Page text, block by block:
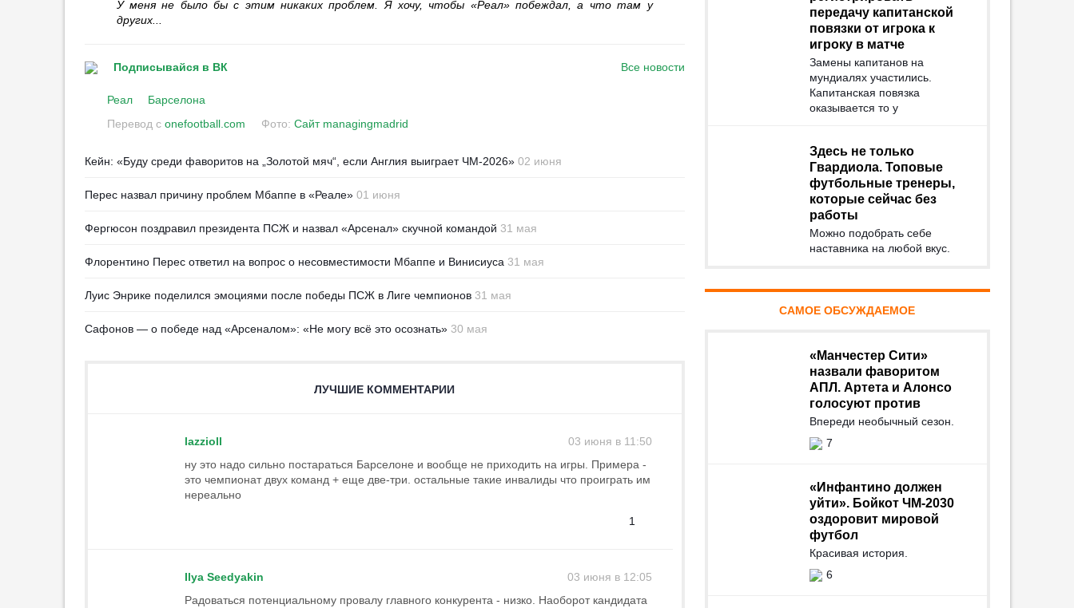
«Алания» впервые за
23:26
1
«Ренн» продлил контракт с
главным тренером
Алонсо: «„Челси“ — один из
00:33
3
Григорян: «Игра „Акрона“ на
детски»
Голкипером КАМАЗа
23:58
1
переключиться на Годса после
провала с Винисиусом
«Тоттенхэм» нацелился на
нарушить „кухню“ любого клуба»
передачу капитанской
повязки от игрока к
игроку в матче
Замены капитанов на
мундиалях участились.
Капитанская повязка
оказывается то у
Здесь не только
Гвардиола. Топовые
футбольные тренеры,
которые сейчас без
работы
Можно подобрать себе
наставника на любой вкус.
САМОЕ ОБСУЖДАЕМОЕ
«Манчестер Сити»
назвали фаворитом
АПЛ. Артета и Алонсо
голосуют против
Впереди необычный сезон.
7
«Инфантино должен
уйти». Бойкот ЧМ-2030
оздоровит мировой
футбол
Красивая история.
6
У меня не было бы с этим никаких проблем. Я хочу, чтобы «Реал» побеждал, а что там у
других...
Подписывайся в ВК Все новости
Реал
Барселона
Перевод с onefootball.com Фото: Сайт managingmadrid
Кейн: «Буду среди фаворитов на „Золотой мяч“, если Англия выиграет ЧМ-2026» 02 июня
Перес назвал причину проблем Мбаппе в «Реале» 01 июня
Фергюсон поздравил президента ПСЖ и назвал «Арсенал» скучной командой 31 мая
Флорентино Перес ответил на вопрос о несовместимости Мбаппе и Винисиуса 31 мая
Луис Энрике поделился эмоциями после победы ПСЖ в Лиге чемпионов 31 мая
Сафонов — о победе над «Арсеналом»: «Не могу всё это осознать» 30 мая
ЛУЧШИЕ КОММЕНТАРИИ
lazzioll
03 июня в 11:50
ну это надо сильно постараться Барселоне и вообще не приходить на игры. Примера -
это чемпионат двух команд + еще две-три. остальные такие инвалиды что проиграть им
нереально
1
Ilya Seedyakin
03 июня в 12:05
Радоваться потенциальному провалу главного конкурента - низко. Наоборот кандидата